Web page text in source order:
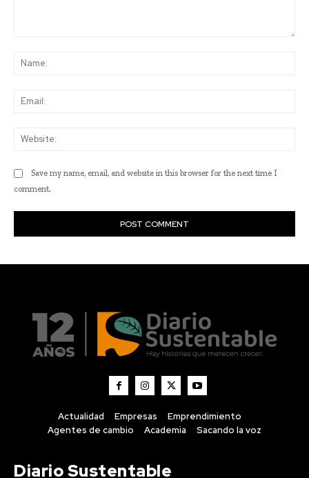
Actualidad Empresas
Emprendimiento
Agentes de cambio
Academia Sacando la voz
Diario Sustentable